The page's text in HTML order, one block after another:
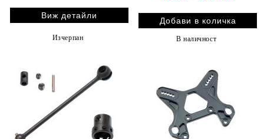
Виж детайли
Изчерпан В наличност